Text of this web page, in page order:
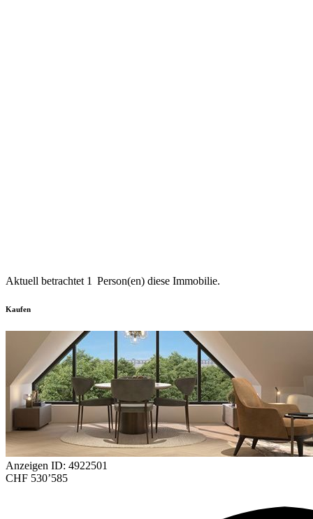
Aktuell betrachtet 1 Person(en) diese Immobilie.
Kaufen
Anzeigen ID: 4922501
CHF 530’585